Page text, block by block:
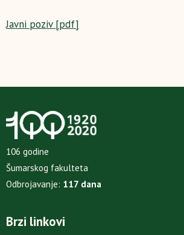
Javni poziv [pdf]
106 godine
Šumarskog fakulteta
Odbrojavanje: 117 dana
Brzi linkovi